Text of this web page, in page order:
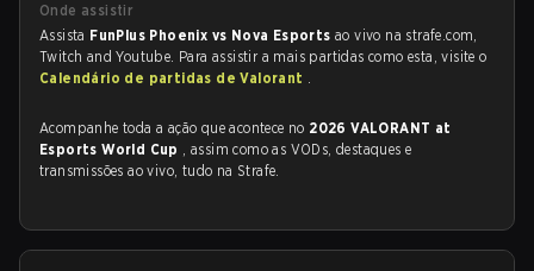
Onde assistir
Assista FunPlus Phoenix vs Nova Esportsao vivo na strafe.com,
Twitch and Youtube. Para assistir a mais partidas como esta, visite o
Calendário de partidas de Valorant .
Acompanhe toda a ação que acontece no 2026 VALORANT at
Esports World Cup , assim como as VODs, destaques e
transmissões ao vivo, tudo na Strafe.